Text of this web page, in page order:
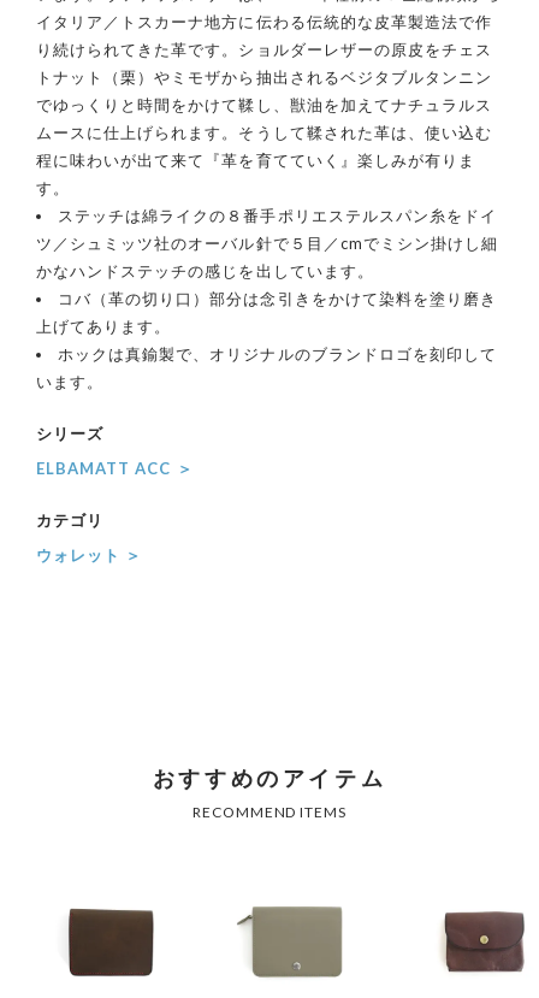
イタリア／トスカーナ地方に伝わる伝統的な皮革製造法で作
り続けられてきた革です。ショルダーレザーの原皮をチェス
トナット（栗）やミモザから抽出されるベジタブルタンニン
でゆっくりと時間をかけて鞣し、獣油を加えてナチュラルス
ムースに仕上げられます。そうして鞣された革は、使い込む
程に味わいが出て来て『革を育てていく』楽しみが有りま
す。
ステッチは綿ライクの８番手ポリエステルスパン糸をドイ
ツ／シュミッツ社のオーバル針で５目／cmでミシン掛けし細
かなハンドステッチの感じを出しています。
コバ（革の切り口）部分は念引きをかけて染料を塗り磨き
上げてあります。
ホックは真鍮製で、オリジナルのブランドロゴを刻印して
います。
シリーズ
ELBAMATT ACC ＞
カテゴリ
ウォレット ＞